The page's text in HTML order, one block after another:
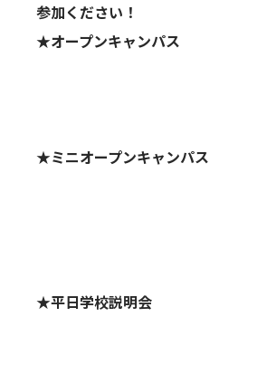
参加ください！
★オープンキャンパス
★ミニオープンキャンパス
★平日学校説明会